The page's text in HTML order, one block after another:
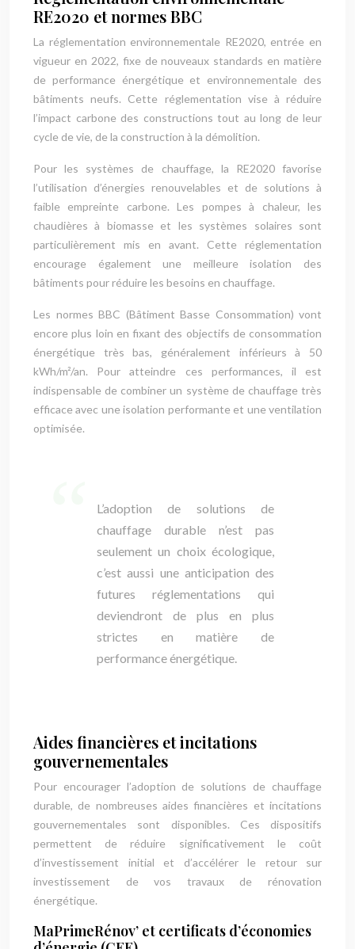
RE2020 et normes BBC
La réglementation environnementale RE2020, entrée en
vigueur en 2022, fixe de nouveaux standards en matière
de performance énergétique et environnementale des
bâtiments neufs. Cette réglementation vise à réduire
l’impact carbone des constructions tout au long de leur
cycle de vie, de la construction à la démolition.
Pour les systèmes de chauffage, la RE2020 favorise
l’utilisation d’énergies renouvelables et de solutions à
faible empreinte carbone. Les pompes à chaleur, les
chaudières à biomasse et les systèmes solaires sont
particulièrement mis en avant. Cette réglementation
encourage également une meilleure isolation des
bâtiments pour réduire les besoins en chauffage.
Les normes BBC (Bâtiment Basse Consommation) vont
encore plus loin en fixant des objectifs de consommation
énergétique très bas, généralement inférieurs à 50
kWh/m²/an. Pour atteindre ces performances, il est
indispensable de combiner un système de chauffage très
efficace avec une isolation performante et une ventilation
optimisée.
L’adoption de solutions de
chauffage durable n’est pas
seulement un choix écologique,
c’est aussi une anticipation des
futures réglementations qui
deviendront de plus en plus
strictes en matière de
performance énergétique.
Aides financières et incitations
gouvernementales
Pour encourager l’adoption de solutions de chauffage
durable, de nombreuses aides financières et incitations
gouvernementales sont disponibles. Ces dispositifs
permettent de réduire significativement le coût
d’investissement initial et d’accélérer le retour sur
investissement de vos travaux de rénovation
énergétique.
MaPrimeRénov’ et certificats d’économies